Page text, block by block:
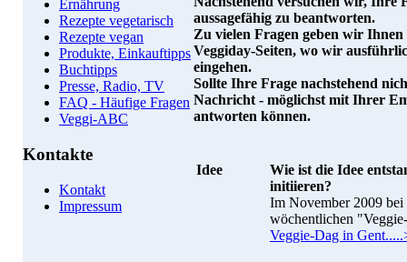
Ernährung
Rezepte vegetarisch
Rezepte vegan
Produkte, Einkauftipps
Buchtipps
Presse, Radio, TV
FAQ - Häufige Fragen
Veggi-ABC
Kontakte
Kontakt
Impressum
aussagefähig zu beantworten.
Zu vielen Fragen geben wir
Veggiday-Seiten, wo wir
eingehen.
Sollte Ihre Frage nachstehend
Nachricht - möglichst mit Ihrer
antworten können.
Idee
Wie ist die Idee
initiieren?
Im November 2009 bei
wöchentlichen
Veggie-Dag in